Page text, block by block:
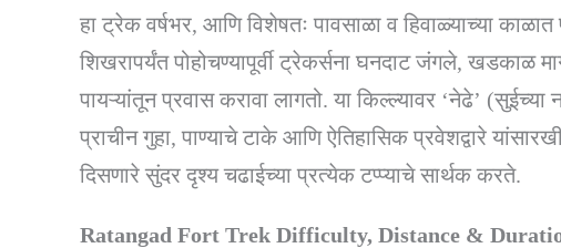
हा ट्रेक वर्षभर, आणि विशेषतः पावसाळा व हिवाळ्याच्या
शिखरापर्यंत पोहोचण्यापूर्वी ट्रेकर्सना घनदाट जंगले, खडकाळ
पायऱ्यांतून प्रवास करावा लागतो. या किल्ल्यावर ‘नेढे’
प्राचीन गुहा, पाण्याचे टाके आणि ऐतिहासिक प्रवेशद्वारे
दिसणारे सुंदर दृश्य चढाईच्या प्रत्येक टप्प्याचे सार्थक करते.
Ratangad Fort Trek Difficulty, Distance &